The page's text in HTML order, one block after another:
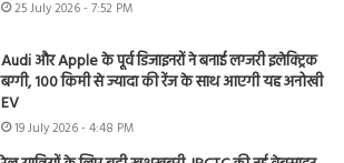
25 July 2026 - 7:52 PM
Audi और Apple के पूर्व डिजाइनरों ने बनाई लग्जरी इलेक्ट्रिक
बग्गी, 100 किमी से ज्यादा की रेंज के साथ आएगी यह अनोखी
EV
19 July 2026 - 4:48 PM